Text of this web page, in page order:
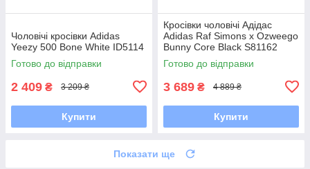
Чоловічі кросівки Adidas
Yeezy 500 Bone White ID5114
Готово до відправки
2 409 ₴ 3 209 ₴
Купити
Кросівки чоловічі Адідас
Adidas Raf Simons x Ozweego
Bunny Core Black S81162
Готово до відправки
3 689 ₴ 4 889 ₴
Купити
Показати ще